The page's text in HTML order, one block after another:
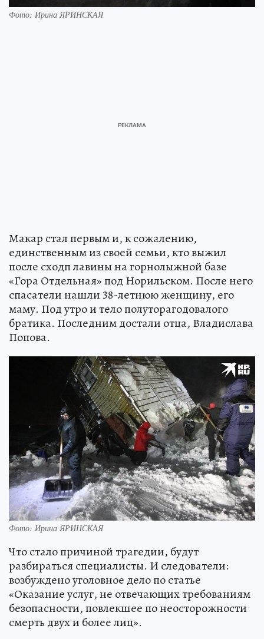
Фото: Ирина ЯРИНСКАЯ
Макар стал первым и, к сожалению,
единственным из своей семьи, кто выжил
после сходп лавины на горнолыжной базе
«Гора Отдельная» под Норильском. После него
спасатели нашли 38-летнюю женщину, его
маму. Под утро и тело полуторагодовалого
братика. Последним достали отца, Владислава
Попова.
Фото: Ирина ЯРИНСКАЯ
Что стало причиной трагедии, будут
разбираться специалисты. И следователи:
возбуждено уголовное дело по статье
«Оказание услуг, не отвечающих требованиям
безопасности, повлекшее по неосторожности
смерть двух и более лиц».